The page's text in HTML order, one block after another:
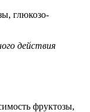
глюкозо-
действия
фруктозы,